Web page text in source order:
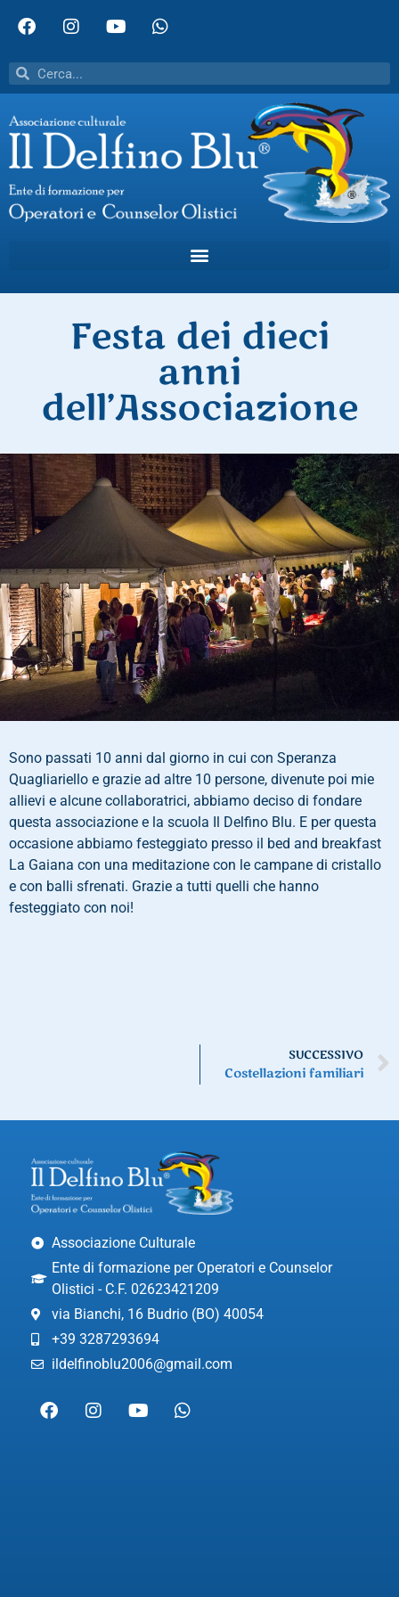
Festa dei dieci
anni
dell’Associazione
Sono passati 10 anni dal giorno in cui con Speranza
Quagliariello e grazie ad altre 10 persone, divenute poi mie
allievi e alcune collaboratrici, abbiamo deciso di fondare
questa associazione e la scuola Il Delfino Blu. E per questa
occasione abbiamo festeggiato presso il bed and breakfast
La Gaiana con una meditazione con le campane di cristallo
e con balli sfrenati. Grazie a tutti quelli che hanno
festeggiato con noi!
SUCCESSIVO
Costellazioni familiari
Associazione Culturale
Ente di formazione per Operatori e Counselor
Olistici - C.F. 02623421209
via Bianchi, 16 Budrio (BO) 40054
+39 3287293694
ildelfinoblu2006@gmail.com